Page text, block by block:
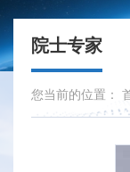
院士专家
您当前的位置：